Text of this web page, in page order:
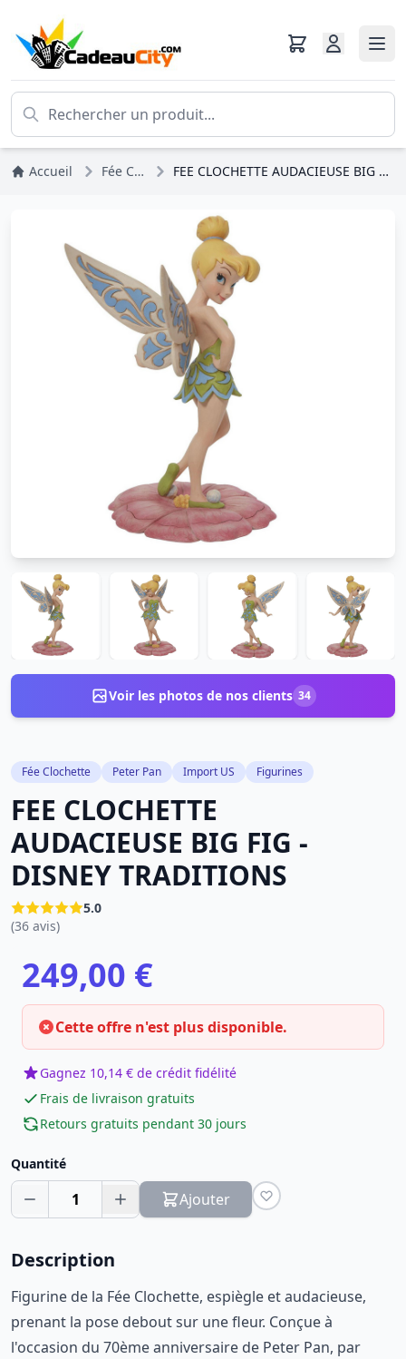
Accueil Fée Clochette FEE CLOCHETTE AUDACIEUSE BIG FIG - DISNEY TRADITIONS
Voir les photos de nos clients 34
Fée Clochette Peter Pan Import US Figurines
FEE CLOCHETTE
AUDACIEUSE BIG FIG -
DISNEY TRADITIONS
5.0
(36 avis)
249,00 €
Cette offre n'est plus disponible.
Gagnez 10,14 € de crédit fidélité
Frais de livraison gratuits
Retours gratuits pendant 30 jours
Quantité
1 Ajouter
Description
Figurine de la Fée Clochette, espiègle et audacieuse,
prenant la pose debout sur une fleur. Conçue à
l'occasion du 70ème anniversaire de Peter Pan, par